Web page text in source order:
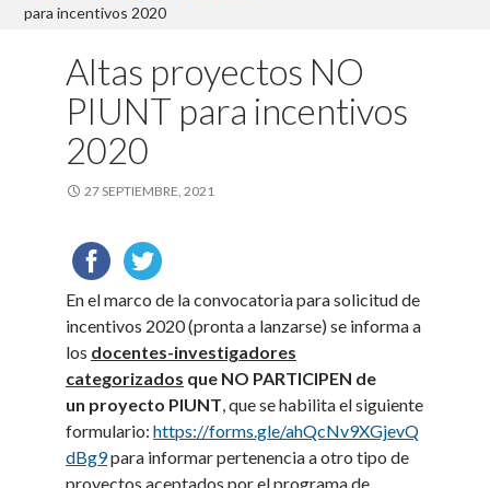
para incentivos 2020
Altas proyectos NO
PIUNT para incentivos
2020
27 SEPTIEMBRE, 2021
En el marco de la convocatoria para solicitud de
incentivos 2020 (pronta a lanzarse) se informa a
los docentes-investigadores
categorizados que NO PARTICIPEN de
un proyecto PIUNT, que se habilita el siguiente
formulario:https://forms.gle/ahQcNv9XGjevQ
dBg9para informar pertenencia a otro tipo de
proyectos aceptados por el programa de